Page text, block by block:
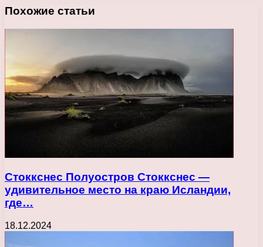
Похожие статьи
Стоккснес Полуостров Стоккснес —
удивительное место на краю Исландии,
где…
18.12.2024